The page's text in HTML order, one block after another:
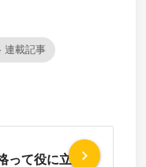
連載記事
って役に立ちま
navigate_next